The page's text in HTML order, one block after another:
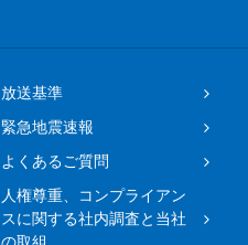
放送基準
緊急地震速報
よくあるご質問
人権尊重、コンプライアン
スに関する社内調査と当社
の取組